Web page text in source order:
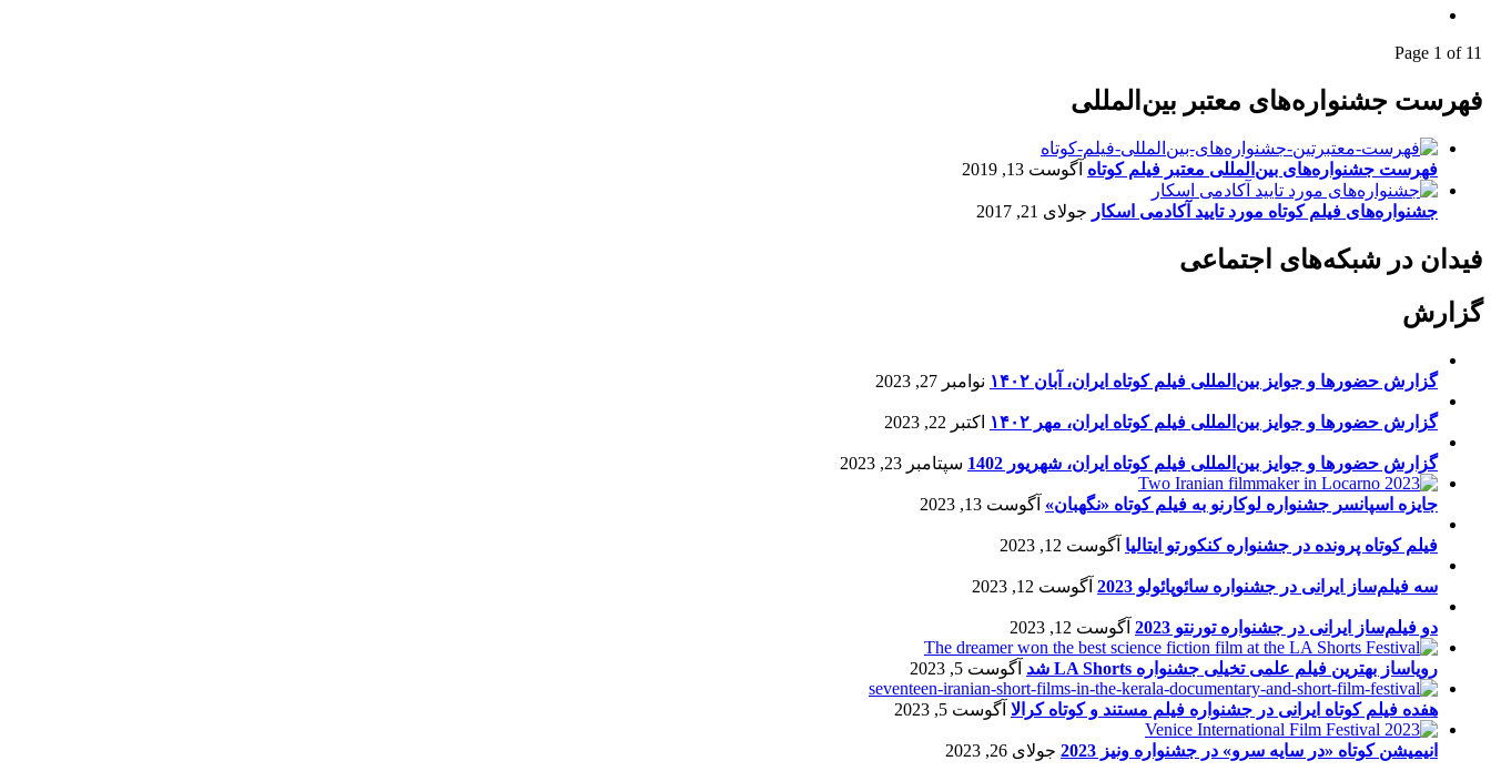
Page 1 of 11
فهرست جشنواره‌های معتبر بین‌المللی
فهرست جشنواره‌های بین‌المللی معتبر فیلم کوتاه آگوست 13, 2019
جشنواره‌های فیلم کوتاه مورد تایید آکادمی اسکار جولای 21, 2017
فیدان در شبکه‌های اجتماعی
گزارش
گزارش حضورها و جوایز بین‌المللی فیلم کوتاه ایران، آبان ۱۴۰۲ نوامبر 27, 2023
گزارش حضورها و جوایز بین‌المللی فیلم کوتاه ایران، مهر ۱۴۰۲ اکتبر 22, 2023
گزارش حضورها و جوایز بین‌المللی فیلم کوتاه ایران، شهریور 1402 سپتامبر 23, 2023
جایزه اسپانسر جشنواره لوکارنو به فیلم کوتاه «نگهبان» آگوست 13, 2023
فیلم کوتاه پرونده در جشنواره کنکورتو ایتالیا آگوست 12, 2023
سه فیلم‌ساز ایرانی در جشنواره سائوپائولو 2023 آگوست 12, 2023
دو فیلم‌ساز ایرانی در جشنواره تورنتو 2023 آگوست 12, 2023
رویاساز بهترین فیلم علمی تخیلی جشنواره LA Shorts شد آگوست 5, 2023
هفده فیلم کوتاه ایرانی در جشنواره فیلم مستند و کوتاه کرالا آگوست 5, 2023
انیمیشن کوتاه «در سایه سرو» در جشنواره ونیز 2023 جولای 26, 2023